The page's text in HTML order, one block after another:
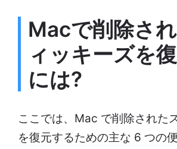
Macで削除さ
ィッキーズを
には?
ここでは、Mac で削除された
を復元するための主な 6 つの